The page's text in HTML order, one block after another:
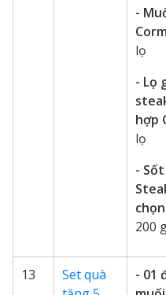
-
lọ
- Lọ
hợp
lọ
-
200
13
Set quà
- 01